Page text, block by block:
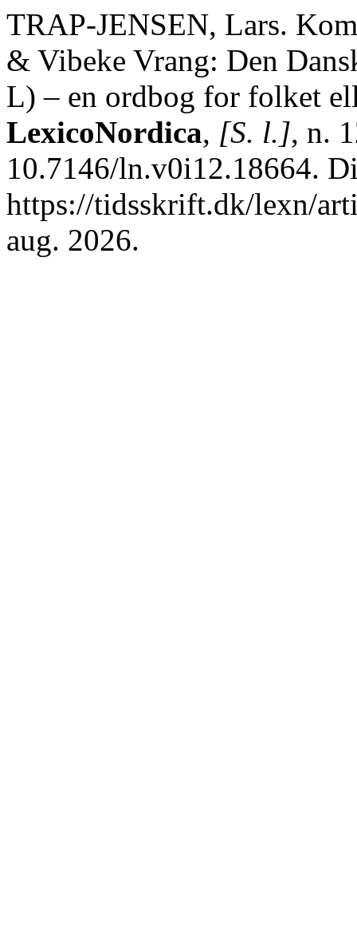
TRAP-JENSEN, Lars.
& Vibeke Vrang: Den
L) – en ordbog for folket
LexicoNordica, [S. l.], n.
10.7146/ln.v0i12.18664.
https://tidsskrift.dk/lexn/
aug. 2026.